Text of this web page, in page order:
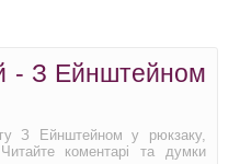
- З Ейнштейном
З Ейнштейном у рюкзаку,
коментарі та думки